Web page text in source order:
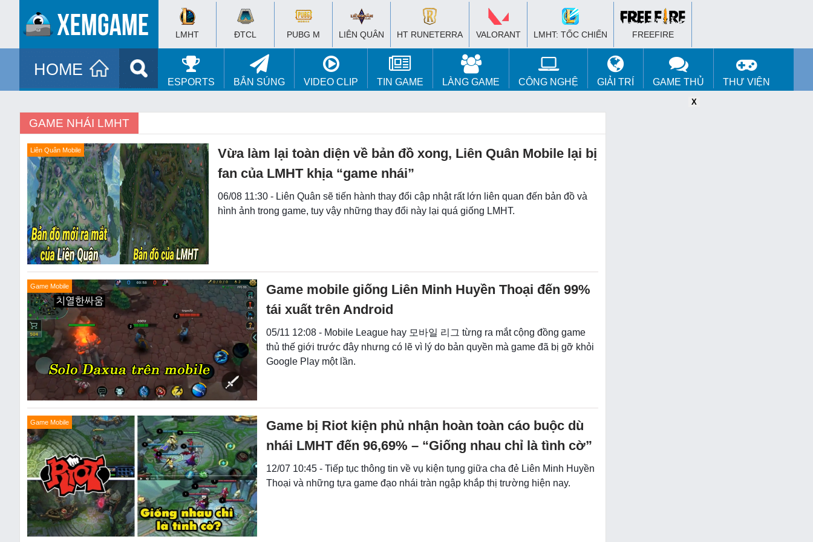
LMHT ĐTCL PUBG M LIÊN QUÂN HT RUNETERRA VALORANT LMHT: TỐC CHIẾN FREEFIRE
HOME
ESPORTS BẮN SÚNG VIDEO CLIP TIN GAME LÀNG GAME CÔNG NGHỆ GIẢI TRÍ GAME THỦ THƯ VIỆN
X
GAME NHÁI LMHT
Liên Quân Mobile
Vừa làm lại toàn diện về bản đồ xong, Liên Quân Mobile lại bị
fan của LMHT khịa “game nhái”
06/08 11:30 - Liên Quân sẽ tiến hành thay đổi cập nhật rất lớn liên quan đến bản đồ và
hình ảnh trong game, tuy vậy những thay đổi này lại quá giống LMHT.
Game Mobile
Game mobile giống Liên Minh Huyền Thoại đến 99%
tái xuất trên Android
05/11 12:08 - Mobile League hay 모바일 리그 từng ra mắt cộng đồng game
thủ thế giới trước đây nhưng có lẽ vì lý do bản quyền mà game đã bị gỡ khỏi
Google Play một lần.
Game Mobile
Game bị Riot kiện phủ nhận hoàn toàn cáo buộc dù
nhái LMHT đến 96,69% – “Giống nhau chỉ là tình cờ”
12/07 10:45 - Tiếp tục thông tin về vụ kiện tụng giữa cha đẻ Liên Minh Huyền
Thoại và những tựa game đạo nhái tràn ngập khắp thị trường hiện nay.